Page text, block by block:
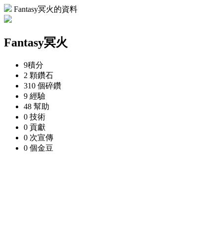
Fantasy冥火的資料
Fantasy冥火
9積分
2 顆鑽石
310 個碎鑽
9 經驗
48 幫助
0 技術
0 貢獻
0 次宣傳
0 個金豆